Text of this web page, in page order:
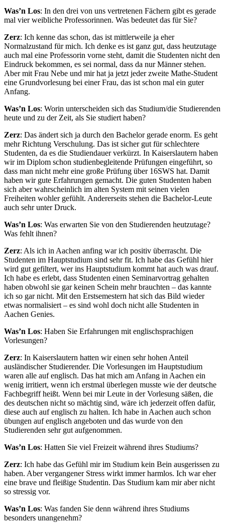
Was’n Los: In den drei von uns vertretenen Fächern gibt es gerade
mal vier weibliche Professorinnen. Was bedeutet das für Sie?
Zerz: Ich kenne das schon, das ist mittlerweile ja eher
Normalzustand für mich. Ich denke es ist ganz gut, dass heutzutage
auch mal eine Professorin vorne steht, damit die Studenten nicht den
Eindruck bekommen, es sei normal, dass da nur Männer stehen.
Aber mit Frau Nebe und mir hat ja jetzt jeder zweite Mathe-Student
eine Grundvorlesung bei einer Frau, das ist schon mal ein guter
Anfang.
Was’n Los: Worin unterscheiden sich das Studium/die Studierenden
heute und zu der Zeit, als Sie studiert haben?
Zerz: Das ändert sich ja durch den Bachelor gerade enorm. Es geht
mehr Richtung Verschulung. Das ist sicher gut für schlechtere
Studenten, da es die Studiendauer verkürzt. In Kaiserslautern haben
wir im Diplom schon studienbegleitende Prüfungen eingeführt, so
dass man nicht mehr eine große Prüfung über 16SWS hat. Damit
haben wir gute Erfahrungen gemacht. Die guten Studenten haben
sich aber wahrscheinlich im alten System mit seinen vielen
Freiheiten wohler gefühlt. Andererseits stehen die Bachelor-Leute
auch sehr unter Druck.
Was’n Los: Was erwarten Sie von den Studierenden heutzutage?
Was fehlt ihnen?
Zerz: Als ich in Aachen anfing war ich positiv überrascht. Die
Studenten im Hauptstudium sind sehr fit. Ich habe das Gefühl hier
wird gut gefiltert, wer ins Hauptstudium kommt hat auch was drauf.
Ich habe es erlebt, dass Studenten einen Seminarvortrag gehalten
haben obwohl sie gar keinen Schein mehr brauchten – das kannte
ich so gar nicht. Mit den Erstsemestern hat sich das Bild wieder
etwas normalisiert – es sind wohl doch nicht alle Studenten in
Aachen Genies.
Was’n Los: Haben Sie Erfahrungen mit englischsprachigen
Vorlesungen?
Zerz: In Kaiserslautern hatten wir einen sehr hohen Anteil
ausländischer Studierender. Die Vorlesungen im Hauptstudium
waren alle auf englisch. Das hat mich am Anfang in Aachen ein
wenig irritiert, wenn ich erstmal überlegen musste wie der deutsche
Fachbegriff heißt. Wenn bei mir Leute in der Vorlesung säßen, die
des deutschen nicht so mächtig sind, wäre ich jederzeit offen dafür,
diese auch auf englisch zu halten. Ich habe in Aachen auch schon
übungen auf englisch angeboten und das wurde von den
Studierenden sehr gut aufgenommen.
Was’n Los: Hatten Sie viel Freizeit während ihres Studiums?
Zerz: Ich habe das Gefühl mir im Studium kein Bein ausgerissen zu
haben. Aber vergangener Stress wirkt immer harmlos. Ich war eher
eine brave und fleißige Studentin. Das Studium kam mir aber nicht
so stressig vor.
Was’n Los: Was fanden Sie denn während ihres Studiums
besonders unangenehm?